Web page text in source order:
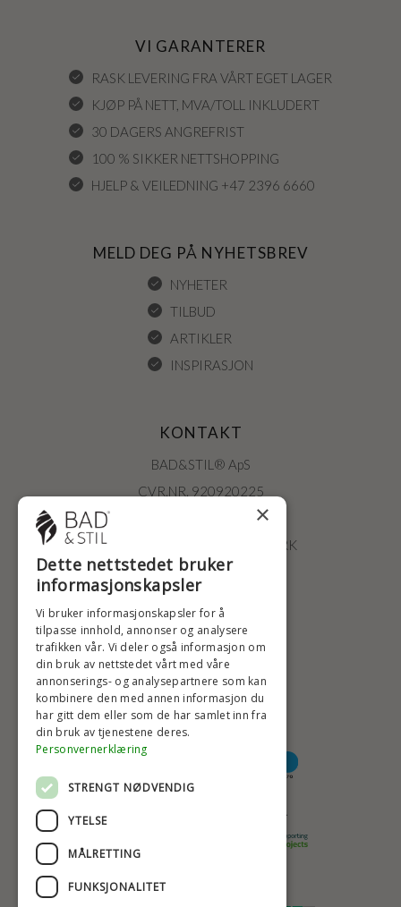
VI GARANTERER
RASK LEVERING FRA VÅRT EGET LAGER
KJØP PÅ NETT, MVA/TOLL INKLUDERT
30 DAGERS ANGREFRIST
100 % SIKKER NETTSHOPPING
HJELP & VEILEDNING +47 2396 6660
MELD DEG PÅ NYHETSBREV
NYHETER
TILBUD
ARTIKLER
INSPIRASJON
KONTAKT
BAD&STIL® ApS
CVR.NR. 920920225
ØSTERBROGADE 202
2100 KØBENHAVN • DANMARK
+47 2396 6660
BADSTIL@BADSTIL.NO
HØYESTE KREDITTVURD
BETALINGSALTERNATIVER
TRYGG OG SIKKER NETTHANDEL
TRUSTSCORE 4,7
×
Dette nettstedet bruker
informasjonskapsler
Vi bruker informasjonskapsler for å
tilpasse innhold, annonser og analysere
trafikken vår. Vi deler også informasjon om
din bruk av nettstedet vårt med våre
annonserings- og analysepartnere som kan
kombinere den med annen informasjon du
har gitt dem eller som de har samlet inn fra
din bruk av tjenestene deres.
Personvernerklæring
STRENGT NØDVENDIG
YTELSE
MÅLRETTING
FUNKSJONALITET